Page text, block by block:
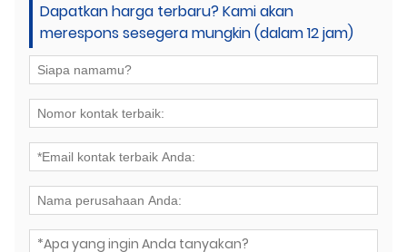
Dapatkan harga terbaru? Kami akan
merespons sesegera mungkin (dalam 12 jam)